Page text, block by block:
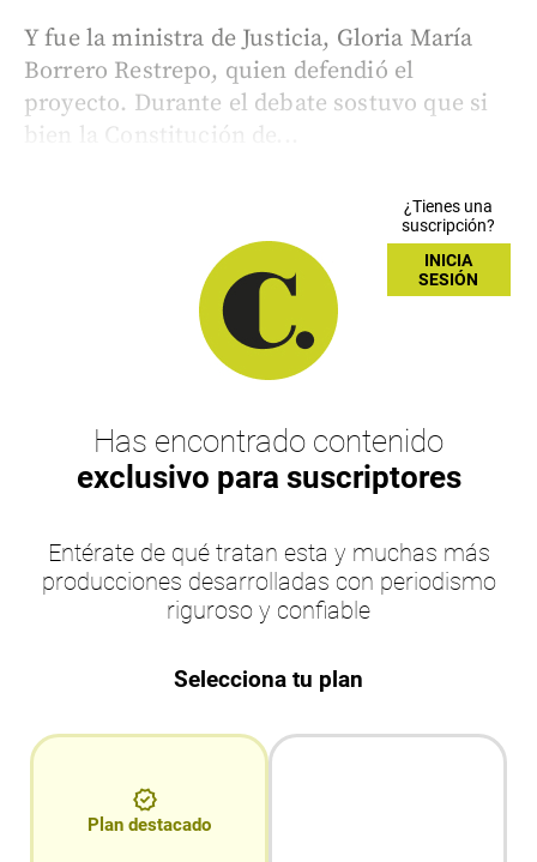
Y fue la ministra de Justicia, Gloria María
Borrero Restrepo, quien defendió el
proyecto. Durante el debate sostuvo que si
bien la Constitución de...
¿Tienes una
suscripción?
INICIA
SESIÓN
Has encontrado contenido
exclusivo para suscriptores
Entérate de qué tratan esta y muchas más
producciones desarrolladas con periodismo
riguroso y confiable
Selecciona tu plan
Plan destacado